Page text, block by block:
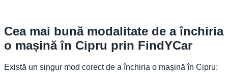
Cea mai bună modalitate de a închiria
o mașină în Cipru prin FindYCar
Există un singur mod corect de a închiria o mașină în Cipru: